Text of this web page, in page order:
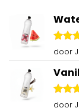
door
door